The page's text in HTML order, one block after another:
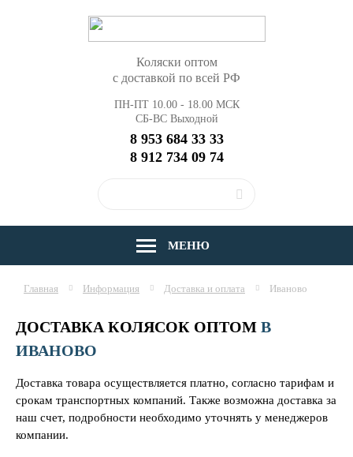
Коляски оптом
с доставкой по всей РФ
ПН-ПТ 10.00 - 18.00 МСК
СБ-ВС Выходной
8 953 684 33 33
8 912 734 09 74
МЕНЮ
Главная Информация Доставка и оплата Иваново
ДОСТАВКА КОЛЯСОК ОПТОМ В
ИВАНОВО
Доставка товара осуществляется платно, согласно тарифам и
срокам транспортных компаний. Также возможна доставка за
наш счет, подробности необходимо уточнять у менеджеров
компании.